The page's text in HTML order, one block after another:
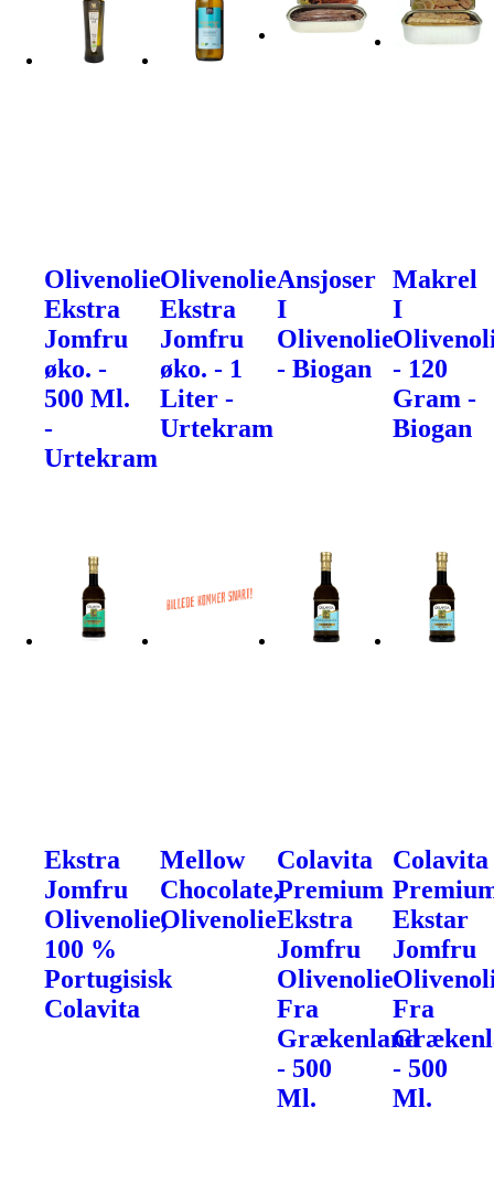
Olivenolie
Ekstra
Jomfru
øko. -
500 Ml.
-
Urtekram
Olivenolie
Ekstra
Jomfru
øko. - 1
Liter -
Urtekram
Ansjoser
I
Olivenolie
- Biogan
Makrel
I
- 120
Gram -
Biogan
Ekstra
Jomfru
Olivenolie,
100 %
Portugisisk
Colavita
Mellow
Chocolate,
Olivenolie
Colavita
Premium
Ekstra
Jomfru
Olivenolie
Fra
Grækenland
- 500
Ml.
Colavita
Ekstar
Jomfru
Fra
- 500
Ml.